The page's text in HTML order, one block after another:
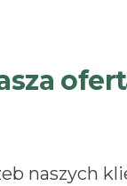
naszych